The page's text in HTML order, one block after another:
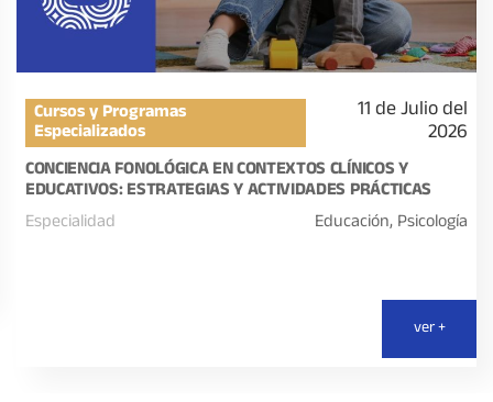
Cursos y Programas
Especializados
11 de Julio del
2026
CONCIENCIA FONOLÓGICA EN CONTEXTOS CLÍNICOS Y
EDUCATIVOS: ESTRATEGIAS Y ACTIVIDADES PRÁCTICAS
Especialidad
Educación, Psicología
ver +